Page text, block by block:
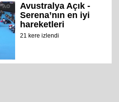
Avustralya Açık -
Serena’nın en iyi
hareketleri
21 kere izlendi